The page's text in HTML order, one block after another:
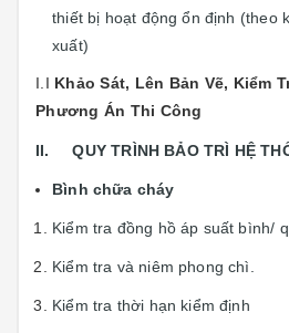
thiết bị hoạt động ổn định (theo
xuất)
I.I Khảo Sát, Lên Bản Vẽ, Kiểm
Phương Án Thi Công
II. QUY TRÌNH BẢO TRÌ HỆ
Bình chữa cháy
Kiểm tra đồng hồ áp suất bình/
Kiểm tra và niêm phong chì.
Kiểm tra thời hạn kiểm định